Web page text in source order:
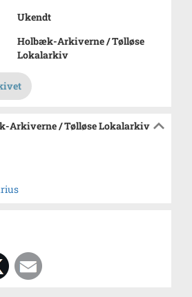
Ukendt
Holbæk-Arkiverne / Tølløse
Lokalarkiv
Arkiverne / Tølløse Lokalarkiv